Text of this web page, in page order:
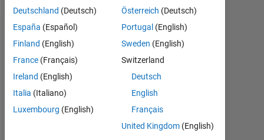
Statistiques
-2
-1 2
3
Deutschland (Deutsch)
España (Español)
Finland (English)
France (Français)
Ireland (English)
Italia (Italiano)
Luxembourg (English)
Österreich (Deutsch)
Portugal (English)
Sweden (English)
Switzerland
Deutsch
English
Français
United Kingdom(English)